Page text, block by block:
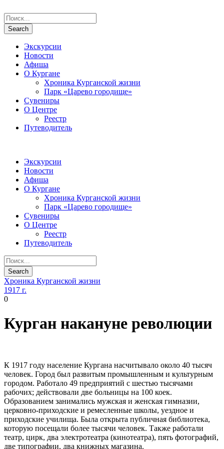
Экскурсии
Новости
Афиша
О Кургане
Хроника Курганской жизни
Парк «Царево городище»
Сувениры
О Центре
Реестр
Путеводитель
Экскурсии
Новости
Афиша
О Кургане
Хроника Курганской жизни
Парк «Царево городище»
Сувениры
О Центре
Реестр
Путеводитель
Хроника Курганской жизни
1917 г.
0
Курган накануне революции
К 1917 году население Кургана насчитывало около 40 тысяч
человек. Город был развитым промышленным и культурным
городом. Работало 49 предприятий с шестью тысячами
рабочих; действовали две больницы на 100 коек.
Образованием занимались мужская и женская гимназии,
церковно-приходские и ремесленные школы, уездное и
приходские училища. Была открыта публичная библиотека,
которую посещали более тысячи человек. Также работали
театр, цирк, два электротеатра (кинотеатра), пять фотографий,
две типографии, два книжных магазина.